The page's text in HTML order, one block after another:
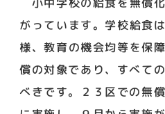
がっています。学校給食
様、教育の機会均等を保
償の対象であり、すべて
べきです。２３区での無